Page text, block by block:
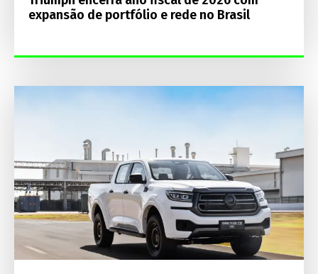
expansão de portfólio e rede no Brasil